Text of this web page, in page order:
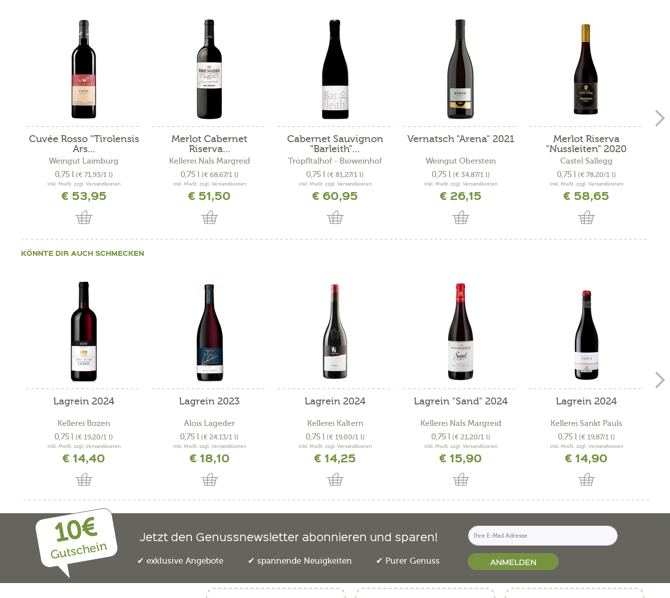
Cuvée Rosso "Tirolensis
Ars...
Weingut Laimburg
0,75 l (€ 71,93/1 l)
inkl. MwSt. zzgl. Versandkosten
€ 53,95
Merlot Cabernet
Riserva...
Kellerei Nals Margreid
0,75 l (€ 68,67/1 l)
inkl. MwSt. zzgl. Versandkosten
€ 51,50
Cabernet Sauvignon
"Barleith"...
Tröpfltalhof - Bioweinhof
0,75 l (€ 81,27/1 l)
inkl. MwSt. zzgl. Versandkosten
€ 60,95
Vernatsch "Arena" 2021
Weingut Oberstein
0,75 l (€ 34,87/1 l)
inkl. MwSt. zzgl. Versandkosten
€ 26,15
Merlot Riserva
"Nussleiten" 2020
Castel Sallegg
0,75 l (€ 78,20/1 l)
inkl. MwSt. zzgl. Versandkosten
€ 58,65
KÖNNTE DIR AUCH SCHMECKEN
Lagrein 2024
Kellerei Bozen
0,75 l (€ 19,20/1 l)
inkl. MwSt. zzgl. Versandkosten
€ 14,40
Lagrein 2023
Alois Lageder
0,75 l (€ 24,13/1 l)
inkl. MwSt. zzgl. Versandkosten
€ 18,10
Lagrein 2024
Kellerei Kaltern
0,75 l (€ 19,00/1 l)
inkl. MwSt. zzgl. Versandkosten
€ 14,25
Lagrein "Sand" 2024
Kellerei Nals Margreid
0,75 l (€ 21,20/1 l)
inkl. MwSt. zzgl. Versandkosten
€ 15,90
Lagrein 2024
Kellerei Sankt Pauls
0,75 l (€ 19,87/1 l)
inkl. MwSt. zzgl. Versandkosten
€ 14,90
10€
Gutschein
Jetzt den Genussnewsletter abonnieren und sparen!
exklusive Angebote spannende Neuigkeiten Purer Genuss ANMELDEN